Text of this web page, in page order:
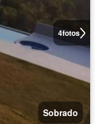
4fotos
Sobrado